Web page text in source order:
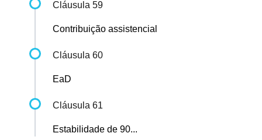
Cláusula 59
Contribuição assistencial
Cláusula 60
EaD
Cláusula 61
Estabilidade de 90...